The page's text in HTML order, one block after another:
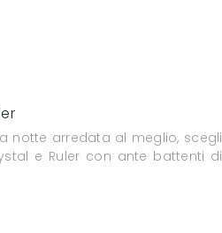
notte arredata al meglio, scegli
e Ruler con ante battenti di